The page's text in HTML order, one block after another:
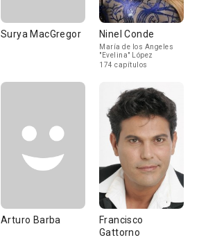
Surya MacGregor Ninel Conde
María de los Angeles
"Evelina" López
174 capítulos
Arturo Barba
Francisco
Gattorno